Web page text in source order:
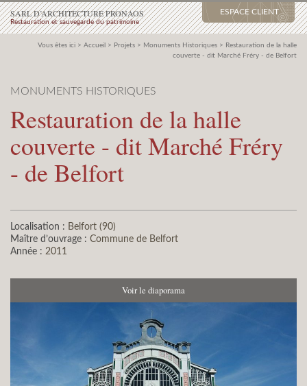
ESPACE CLIENT
SARL D’ARCHITECTURE PRONAOS
Restauration et sauvegarde du patrimoine
Vous êtes ici > Accueil > Projets > Monuments Historiques > Restauration de la halle
couverte - dit Marché Fréry - de Belfort
MONUMENTS HISTORIQUES
Restauration de la halle
couverte - dit Marché Fréry
- de Belfort
Localisation : Belfort (90)
Maître d’ouvrage : Commune de Belfort
Année : 2011
Voir le diaporama